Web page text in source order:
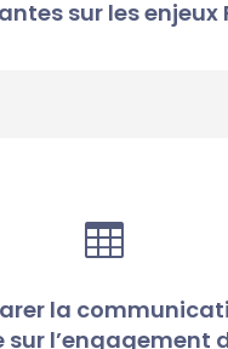
sur les enjeux

la
l’engagement